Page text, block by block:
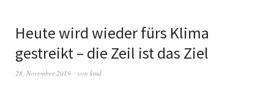
Heute wird wieder fürs Klima
gestreikt – die Zeil ist das Ziel
28. November 2019 von kmd